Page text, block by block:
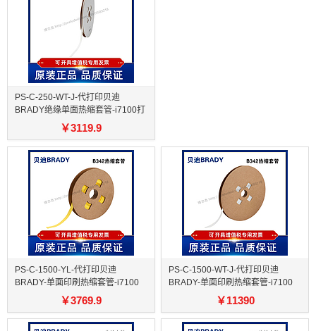
PS-C-250-WT-J-代打印贝迪
BRADY绝缘单面热缩套管-i7100打
￥3119.9
PS-C-1500-YL-代打印贝迪
BRADY-单面印刷热缩套管-i7100
￥3769.9
PS-C-1500-WT-J-代打印贝迪
BRADY-单面印刷热缩套管-i7100
￥11390